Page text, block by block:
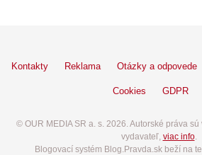
Kontakty Reklama Otázky a odpovede
Cookies GDPR
© OUR MEDIA SR a. s. 2026. Autorské práva
vydavateľ, viac info.
Blogovací systém Blog.Pravda.sk beží na